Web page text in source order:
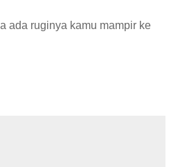
ada ruginya kamu mampir ke